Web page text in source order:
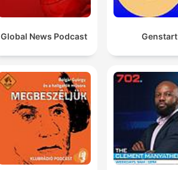
Global News Podcast Genstart